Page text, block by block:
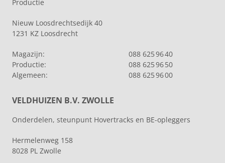
Productie
Nieuw Loosdrechtsedijk 40
1231 KZ Loosdrecht
Magazijn:
088 625 96 40
Productie:
088 625 96 50
Algemeen:
088 625 96 00
VELDHUIZEN B.V. ZWOLLE
Onderdelen, steunpunt Hovertracks en BE-opleggers
Hermelenweg 158
8028 PL Zwolle